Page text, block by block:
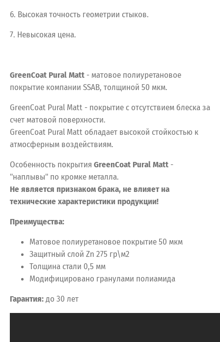
6. Высокая точность геометрии стыков.
7. Невысокая цена.
GreenCoat Pural Matt - матовое полиуретановое
покрытие компании SSAB, толщиной 50 мкм.
GreenCoat Pural Matt - покрытие с отсутствием блеска за
счет матовой поверхности.
GreenCoat Pural Matt обладает высокой стойкостью к
атмосферным воздействиям.
Особенность покрытия GreenCoat Pural Matt -
"наплывы" по кромке металла.
Не является признаком брака, не влияет на
технические характеристики продукции!
Преимущества:
Матовое полиуретановое покрытие 50 мкм
Защитный слой Zn 275 гр\м2
Толщина стали 0,5 мм
Модифицировано гранулами полиамида
Гарантия:до 30 лет